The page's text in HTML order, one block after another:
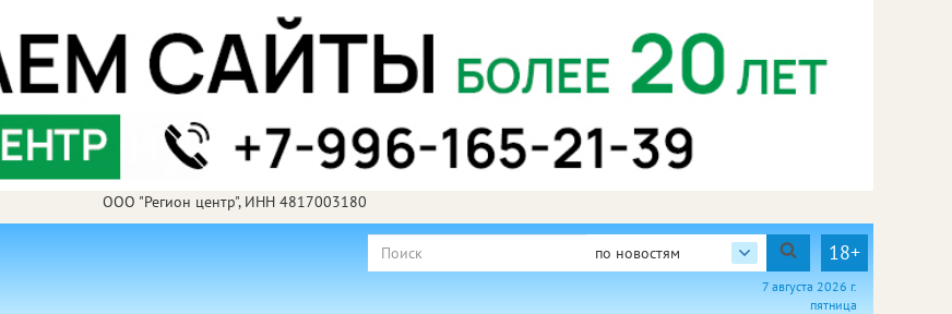
ООО "Регион центр", ИНН 4817003180
по новостям 18+
7 августа 2026 г.
пятница